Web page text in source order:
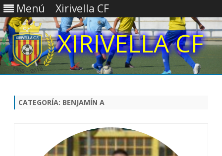
Menú Xirivella CF
CATEGORÍA: BENJAMÍN A